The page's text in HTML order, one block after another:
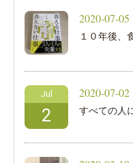
2020-07-05
１０年後、
Jul
2
2020-07-02
すべての人